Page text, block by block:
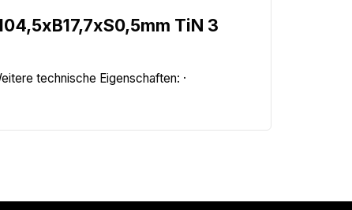
TiN 3
technische Eigenschaften: ·